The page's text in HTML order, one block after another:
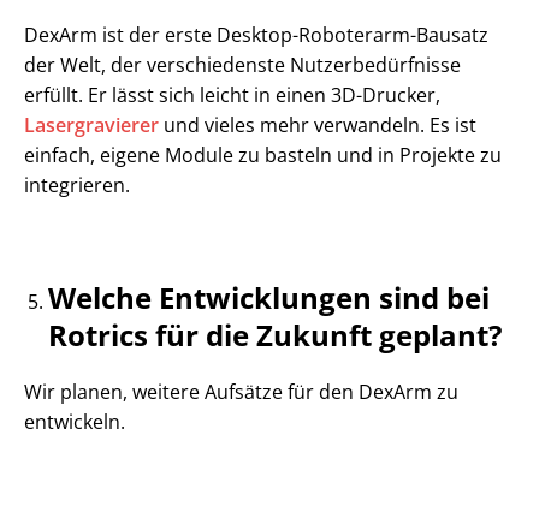
DexArm ist der erste Desktop-Roboterarm-Bausatz
der Welt, der verschiedenste Nutzerbedürfnisse
erfüllt. Er lässt sich leicht in einen 3D-Drucker,
Lasergravierer und vieles mehr verwandeln. Es ist
einfach, eigene Module zu basteln und in Projekte zu
integrieren.
Welche Entwicklungen sind bei
Rotrics für die Zukunft geplant?
Wir planen, weitere Aufsätze für den DexArm zu
entwickeln.